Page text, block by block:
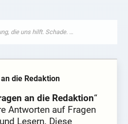
die Redaktion
an die Redaktion“
Antworten auf Fragen
Lesern. Diese